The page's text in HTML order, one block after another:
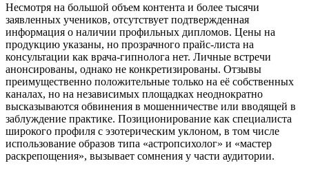
Несмотря на большой объем контента и более тысячи
заявленных учеников, отсутствует подтвержденная
информация о наличии профильных дипломов. Цены на
продукцию указаны, но прозрачного прайс-листа на
консультации как врача-гипнолога нет. Личные встречи
анонсированы, однако не конкретизированы. Отзывы
преимущественно положительные только на её собственных
каналах, но на независимых площадках неоднократно
высказываются обвинения в мошенничестве или вводящей в
заблуждение практике. Позиционирование как специалиста
широкого профиля с эзотерическим уклоном, в том числе
использование образов типа «астропсихолог» и «мастер
раскрепощения», вызывает сомнения у части аудитории.